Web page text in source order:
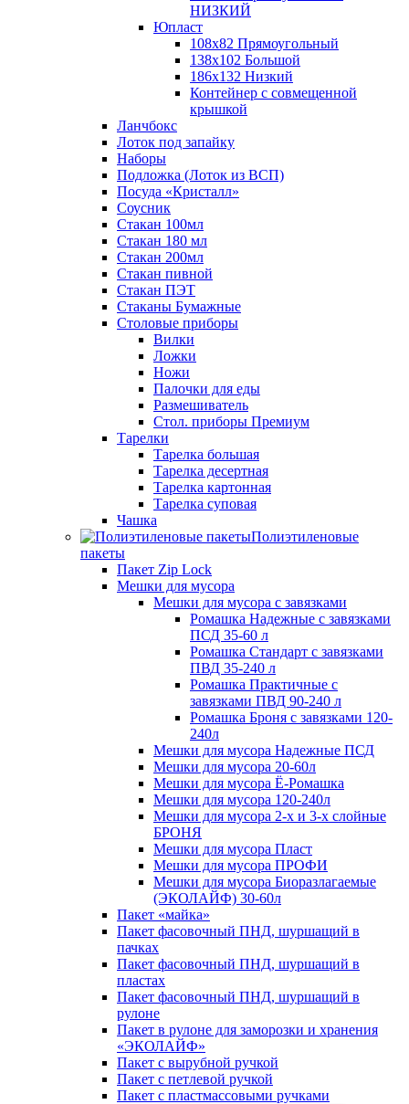
НИЗКИЙ
Юпласт
108х82 Прямоугольный
138х102 Большой
186х132 Низкий
Контейнер с совмещенной
крышкой
Ланчбокс
Лоток под запайку
Наборы
Подложка (Лоток из ВСП)
Посуда «Кристалл»
Соусник
Стакан 100мл
Стакан 180 мл
Стакан 200мл
Стакан пивной
Стакан ПЭТ
Стаканы Бумажные
Столовые приборы
Вилки
Ложки
Ножи
Палочки для еды
Размешиватель
Стол. приборы Премиум
Тарелки
Тарелка большая
Тарелка десертная
Тарелка картонная
Тарелка суповая
Чашка
Полиэтиленовые
пакеты
Пакет Zip Lock
Мешки для мусора
Мешки для мусора с завязками
Ромашка Надежные с завязками
ПСД 35-60 л
Ромашка Стандарт с завязками
ПВД 35-240 л
Ромашка Практичные с
завязками ПВД 90-240 л
Ромашка Броня с завязками 120-
240л
Мешки для мусора Надежные ПСД
Мешки для мусора 20-60л
Мешки для мусора Ё-Ромашка
Мешки для мусора 120-240л
Мешки для мусора 2-х и 3-х слойные
БРОНЯ
Мешки для мусора Пласт
Мешки для мусора ПРОФИ
Мешки для мусора Биоразлагаемые
(ЭКОЛАЙФ) 30-60л
Пакет «майка»
Пакет фасовочный ПНД, шуршащий в
пачках
Пакет фасовочный ПНД, шуршащий в
пластах
Пакет фасовочный ПНД, шуршащий в
рулоне
Пакет в рулоне для заморозки и хранения
«ЭКОЛАЙФ»
Пакет с вырубной ручкой
Пакет с петлевой ручкой
Пакет с пластмассовыми ручками